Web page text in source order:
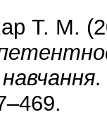
Т. М.